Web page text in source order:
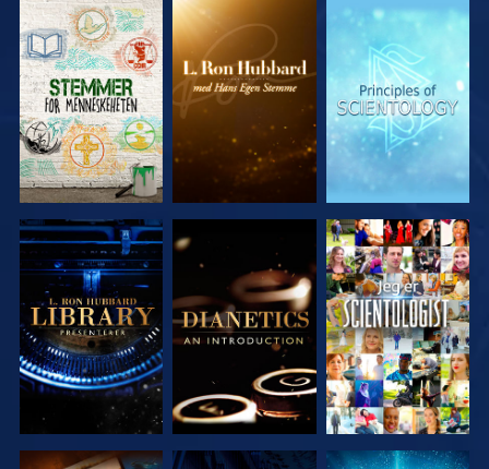
UTFORSK
SERIEN
UTFORSK
SERIEN
UTFORSK
SERIEN
UTFORSK
SERIEN
UTFORSK
SERIEN
SE